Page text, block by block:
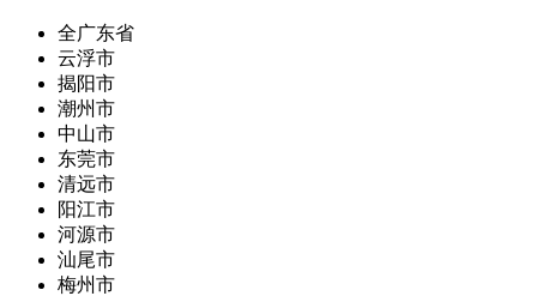
全广东省
云浮市
揭阳市
潮州市
中山市
东莞市
清远市
阳江市
河源市
汕尾市
梅州市